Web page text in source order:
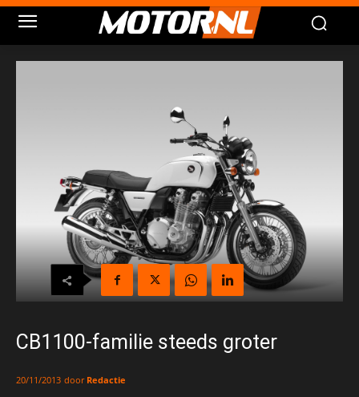
CB1100-familie steeds groter
20/11/2013 door Redactie